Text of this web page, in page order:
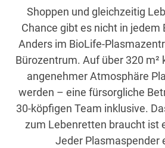
Shoppen und gleichzeitig
Chance gibt es nicht in jedem
Anders im BioLife-
Bürozentrum. Auf über 320 m²
angenehmer Atmosphäre
werden – eine fürsorgliche
30-köpfigen Team inklusive.
zum Lebenretten braucht ist
Jeder Plasmaspender